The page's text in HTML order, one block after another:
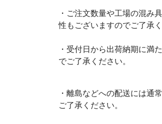
・ご注文数量や工場の混み
性もございますのでご了承く
・受付日から出荷納期に満
でご了承ください。
・離島などへの配送には通
ご了承ください。